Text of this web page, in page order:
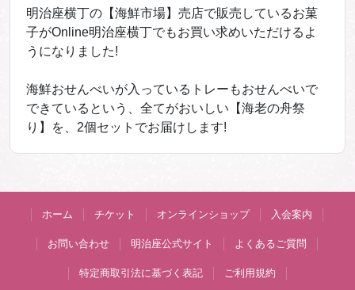
明治座横丁の【海鮮市場】売店で販売しているお菓
子がOnline明治座横丁でもお買い求めいただけるよ
うになりました!
海鮮おせんべいが入っているトレーもおせんべいで
できているという、全てがおいしい【海老の舟祭
り】を、2個セットでお届けします!
ホーム チケット オンラインショップ 入会案内
お問い合わせ 明治座公式サイト よくあるご質問
特定商取引法に基づく表記 ご利用規約